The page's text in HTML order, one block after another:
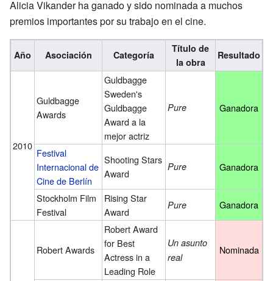
Alicia Vikander ha ganado y sido nominada a muchos
premios importantes por su trabajo en el cine.
Año Asociación Categoría
Título de
la obra
Resultado
2010
Guldbagge
Awards
Guldbagge
Sweden's
Guldbagge
Award a la
mejor actriz
Pure Ganadora
Festival
Internacional de
Cine de Berlín
Shooting Stars
Award
Pure Ganadora
Stockholm Film
Festival
Rising Star
Award
Pure Ganadora
Robert Awards
Robert Award
for Best
Actress in a
Leading Role
Un asunto
real
Nominada